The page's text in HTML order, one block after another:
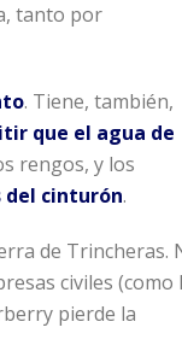
tanto por
. Tiene, también,
que el agua de
rengos, y los
del cinturón.
de Trincheras.
civiles (como
pierde la